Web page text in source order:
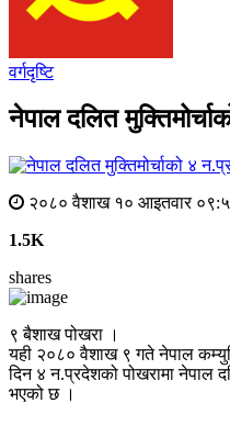
वर्गदृष्टि
नेपाल दलित
२०८० वैशाख १० आइतवार
1.5K
shares
९ बैशाख पोखरा ।
यही २०८० वैशाख ९ गते नेपाल
दिन ४ न.प्रदेशको पोखरामा नेपाल
भएको छ ।